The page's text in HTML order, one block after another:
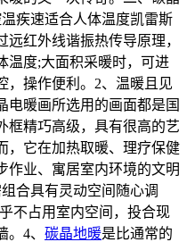
疾速适合人体温度凯雷斯
红外线谐振热传导原理，
温度;大面积采暖时，可进
，操作便利。2、温暖且见
电暖画所选用的画面都是国
框精巧高级，具有很高的艺
，它在加热取暖、理疗保健
作业、寓居室内环境的文明
合具有灵动空间随心调
不占用室内空间，投合现
4、 碳晶地暖是比通常的